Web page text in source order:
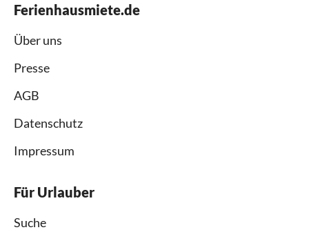
Ferienhausmiete.de
Über uns
Presse
AGB
Datenschutz
Impressum
Für Urlauber
Suche